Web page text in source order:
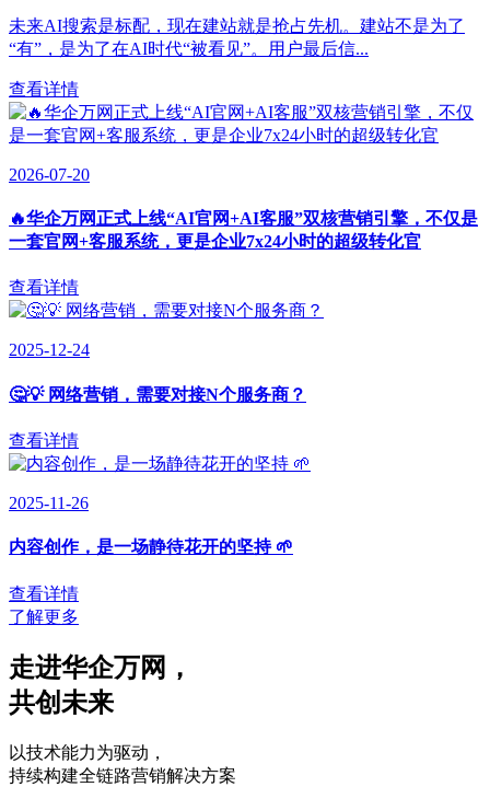
未来AI搜索是标配，现在建站就是抢占先机。建站不是为了
“有”，是为了在AI时代“被看见”。用户最后信...
查看详情
2026-07-20
🔥华企万网正式上线“AI官网+AI客服”双核营销引擎，不仅是
一套官网+客服系统，更是企业7x24小时的超级转化官
查看详情
2025-12-24
🤔💡 网络营销，需要对接N个服务商？
查看详情
2025-11-26
内容创作，是一场静待花开的坚持 🌱
查看详情
了解更多
走进华企万网 ，
共创未来
以技术能力为驱动 ，
持续构建全链路营销解决方案